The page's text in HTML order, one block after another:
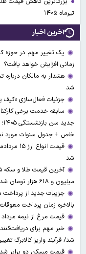
تیرماه ۱۴۰۵
آخرین اخبار
یک تغییر مهم در حوزه
زمانی افزایش خواهد یافت؟
هشدار به مالکان درباره
شد
جزئیات فعال‌سازی «کیف
سابقه خدمت برخی
خاص + جدول سنوات مورد
شد
میلیون و ۶۱۸ هزار تومان شد
جزییات جدید از
بالاخره زمان پرداخت
قیمت مرغ از نیمه
خبر مهم برای
شد/ فرآیند واریز کالابرگ
قیمت مسکن دو برابر